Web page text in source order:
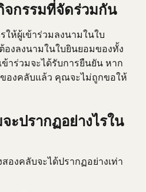
กรรมที่จัดร่วมกัน
ให้ผู้เข้าร่วมลงนามในใบ
งลงนามในใบยินยอมของทั้ง
าร่วมจะได้รับการยืนยัน หาก
องคลับแล้ว คุณจะไม่ถูกขอให้
ะปรากฏอย่างไรใน
องคลับจะได้ปรากฏอย่างเท่า